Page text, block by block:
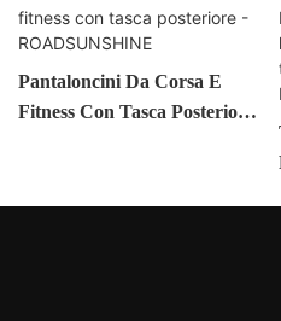
Pantaloncini Da Corsa E
Fitness Con Tasca Posteriore